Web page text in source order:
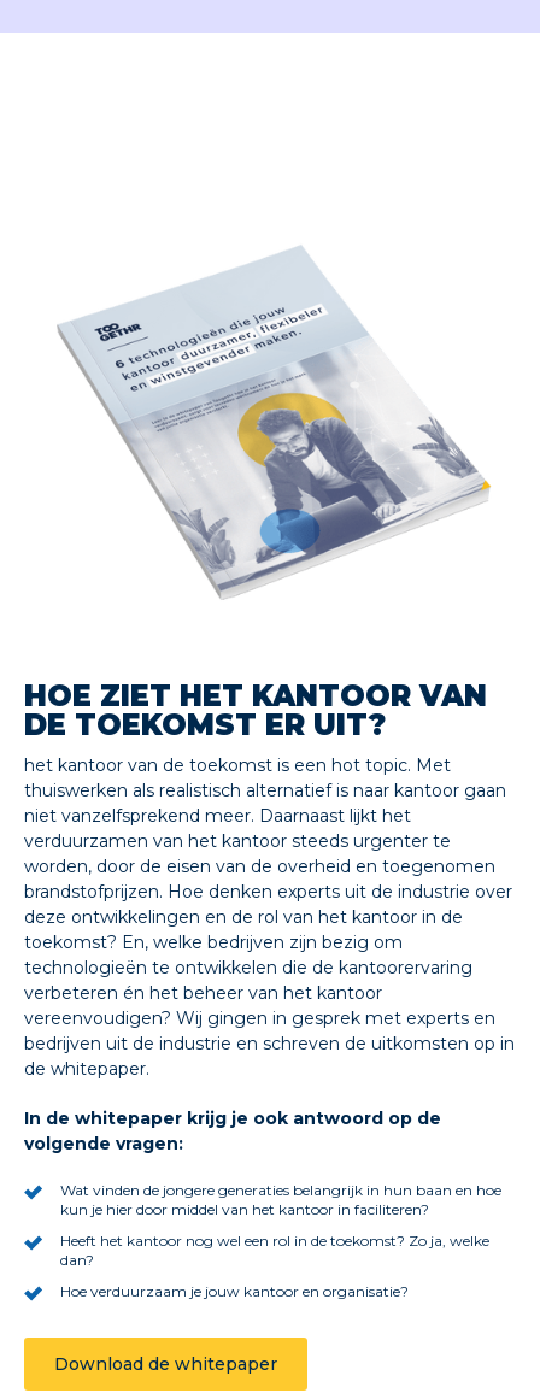
HOE ZIET HET KANTOOR VAN
DE TOEKOMST ER UIT?
het kantoor van de toekomst is een hot topic. Met
thuiswerken als realistisch alternatief is naar kantoor gaan
niet vanzelfsprekend meer. Daarnaast lijkt het
verduurzamen van het kantoor steeds urgenter te
worden, door de eisen van de overheid en toegenomen
brandstofprijzen. Hoe denken experts uit de industrie over
deze ontwikkelingen en de rol van het kantoor in de
toekomst? En, welke bedrijven zijn bezig om
technologieën te ontwikkelen die de kantoorervaring
verbeteren én het beheer van het kantoor
vereenvoudigen? Wij gingen in gesprek met experts en
bedrijven uit de industrie en schreven de uitkomsten op in
de whitepaper.
In de whitepaper krijg je ook antwoord op de
volgende vragen:
Wat vinden de jongere generaties belangrijk in hun baan en hoe
kun je hier door middel van het kantoor in faciliteren?
Heeft het kantoor nog wel een rol in de toekomst? Zo ja, welke
dan?
Hoe verduurzaam je jouw kantoor en organisatie?
Download de whitepaper